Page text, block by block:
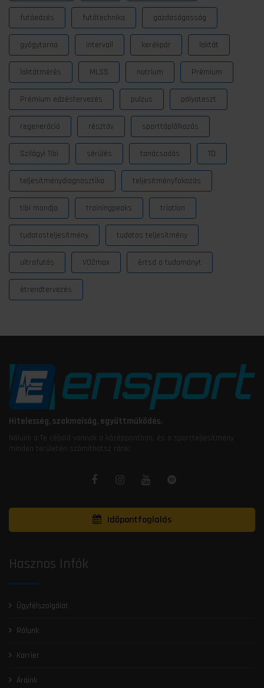
futóedzés futótechnika gazdaságosság
gyógytorna intervall kerékpár laktát
laktátmérés MLSS nutrium Prémium
Prémium edzéstervezés pulzus pályateszt
regeneráció résztáv sporttáplálkozás
Szilágyi Tibi sérülés tanácsadás TD
teljesítménydiagnosztika teljesítményfokozás
tibi mondja trainingpeaks triatlon
tudatosteljesítmény tudatos teljesítmény
ultrafutás VO2max értsd a tudományt
étrendtervezés
Hitelesség, szakmaiság, együttműködés.
Nálunk a Te céljaid vannak a középpontban, és a sportteljesítmény
minden területén számíthatsz ránk!
Időpontfoglalás
Hasznos Infók
Ügyfélszolgálat
Rólunk
Karrier
Áraink